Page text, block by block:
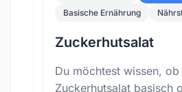
Basische Ernährung
Zuckerhutsalat
Du möchtest wissen, ob
Zuckerhutsalat basisch